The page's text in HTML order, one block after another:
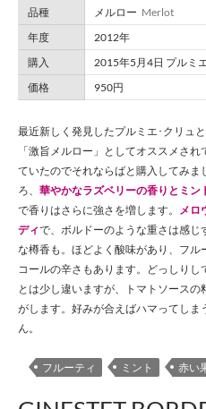
品種
メルロー Merlot
年度
2012年
購入
2015年5月4日 プルミ
価格
950円
最近新しく発見したプルミエ･クリュ
「激旨メルロー」としてオススメさ
ていたのでそれならばと購入してみま
ろ、 華やかなラズベリーの香りとミン
で香りはさらに強さを増します。 メロ
ディで、ボルドーのような重さは感じ
な樽香も。ほどよく酸味があり、フ
コールの辛さもあります。どっしり
とは少し違いますが、トマトソース
がします。好みが合えばハマってし
ん。
フルーティ ミント 赤い